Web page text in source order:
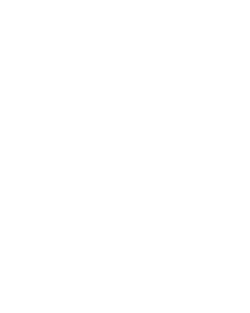
výkonu, jsou kuličky o